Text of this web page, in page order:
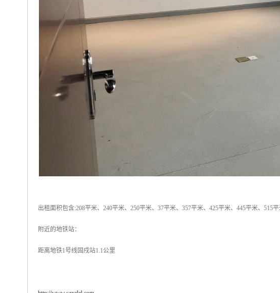
出租面积包含:208平米、240平米、250平米、37平米、357平米、425平米、445平米、515
附近的地铁站：
距离地铁1号线固戍站1.1公里